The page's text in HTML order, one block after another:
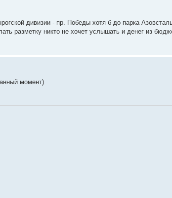
дивизии - пр. Победы хотя б до парка
разметку никто не хочет услышать и денег из
момент)